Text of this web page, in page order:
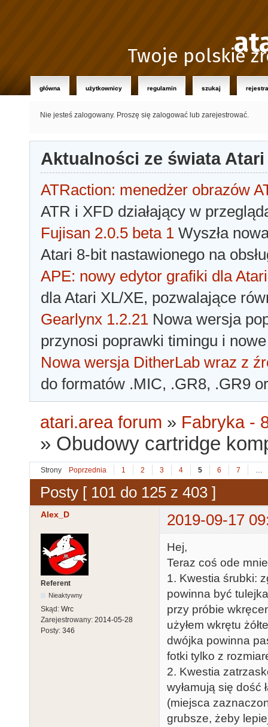
Twoje polskie
główna użytkownicy regulamin szukaj
Nie jesteś zalogowany. Proszę się zalogować lub zarejestrować.
Aktualności ze świata Atari
ATRaction: menedżer obrazów
ATR i XFD działający w
Fujisan 2.0.5 beta 1 Wyszła
Atari 8-bit nastawionego na
APE: nowy edytor grafiki dla Atari
dla Atari XL/XE, pozwalające
Gearlynx 1.2.21 Nowa wersja
przynosi poprawki timingu i
Nowa wersja DitherLab wraz z
do formatów .MIC, .GR8, .GR9
atari.area forum » Fabryka -
» Obudowy cartridge
Strony Poprzednia 1 2 3 4 5 6 7 …
Posty [ 101 do 125 z 403 ]
Alex_D 2019-09-17
Referent
Nieaktywny
Skąd: Wrc
Zarejestrowany: 2014-05-28
Posty: 346
Hej,
Teraz coś ode
1. Kwestia śrubki:
powinna być
przy próbie
użyłem wkrętu
dwójka powinna
fotki tylko z
2. Kwestia
wyłamują się dość
(miejsca
grubsze, żeby